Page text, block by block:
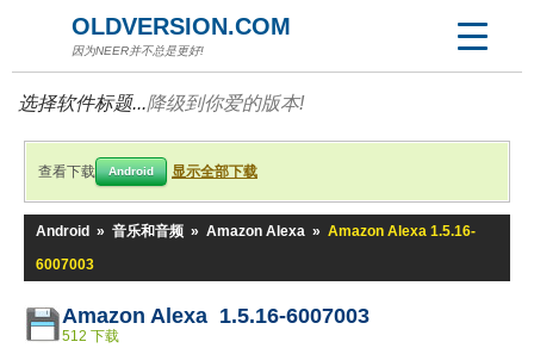
OLDVERSION.COM
因为NEER并不总是更好!
选择软件标题...降级到你爱的版本!
查看下载 Android 显示全部下载
Android » 音乐和音频 » Amazon Alexa » Amazon Alexa 1.5.16-
6007003
Amazon Alexa 1.5.16-6007003
512 下载